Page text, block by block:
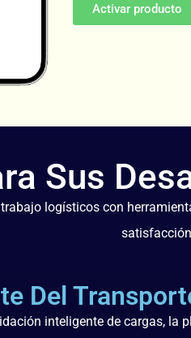
Activar producto
Sus
logísticos con
Del
inteligente de cargas, la